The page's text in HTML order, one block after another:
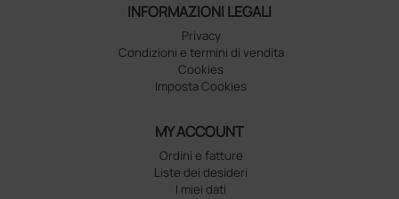
INFORMAZIONI LEGALI
Privacy
Condizioni e termini di vendita
Cookies
Imposta Cookies
MY ACCOUNT
Ordini e fatture
Liste dei desideri
I miei dati